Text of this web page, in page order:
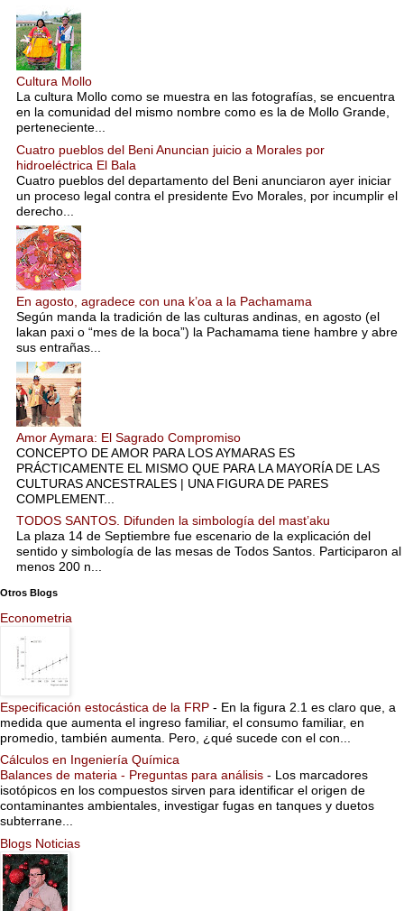
Cultura Mollo
La cultura Mollo como se muestra en las fotografías, se encuentra
en la comunidad del mismo nombre como es la de Mollo Grande,
perteneciente...
Cuatro pueblos del Beni Anuncian juicio a Morales por
hidroeléctrica El Bala
Cuatro pueblos del departamento del Beni anunciaron ayer iniciar
un proceso legal contra el presidente Evo Morales, por incumplir el
derecho...
En agosto, agradece con una k’oa a la Pachamama
Según manda la tradición de las culturas andinas, en agosto (el
lakan paxi o “mes de la boca”) la Pachamama tiene hambre y abre
sus entrañas...
Amor Aymara: El Sagrado Compromiso
CONCEPTO DE AMOR PARA LOS AYMARAS ES
PRÁCTICAMENTE EL MISMO QUE PARA LA MAYORÍA DE LAS
CULTURAS ANCESTRALES | UNA FIGURA DE PARES
COMPLEMENT...
TODOS SANTOS. Difunden la simbología del mast’aku
La plaza 14 de Septiembre fue escenario de la explicación del
sentido y simbología de las mesas de Todos Santos. Participaron al
menos 200 n...
Otros Blogs
Econometria
Especificación estocástica de la FRP - En la figura 2.1 es claro que, a
medida que aumenta el ingreso familiar, el consumo familiar, en
promedio, también aumenta. Pero, ¿qué sucede con el con...
Cálculos en Ingeniería Química
Balances de materia - Preguntas para análisis - Los marcadores
isotópicos en los compuestos sirven para identificar el origen de
contaminantes ambientales, investigar fugas en tanques y duetos
subterrane...
Blogs Noticias